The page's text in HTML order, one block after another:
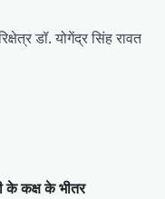
डॉ. योगेंद्र सिंह रावत
के कक्ष के भीतर